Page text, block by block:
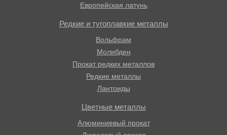
Европейская латунь
Редкие и тугоплавкие металлы
Вольфрам
Молибден
Прокат редких металлов
Редкие металлы
Лантоиды
Цветные металлы
Алюминиевый прокат